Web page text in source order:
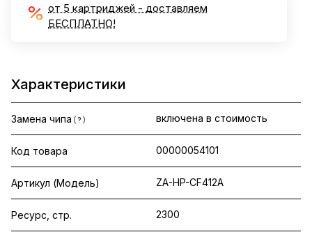
от 5 картриджей - доставляем
БЕСПЛАТНО!
Характеристики
Замена чипа ? включена в стоимость
Код товара 00000054101
Артикул (Модель) ZA-HP-CF412A
Ресурс, стр. 2300